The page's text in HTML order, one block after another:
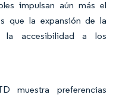
impulsan aún más el
que la expansión de la
la accesibilidad a los
muestra preferencias